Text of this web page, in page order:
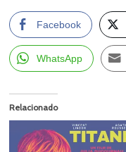
Facebook
WhatsApp
Relacionado